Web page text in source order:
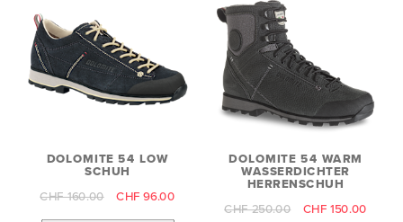
DOLOMITE 54 LOW
SCHUH
CHF 160.00
CHF 96.00
DOLOMITE 54 WARM
WASSERDICHTER
HERRENSCHUH
CHF 250.00
CHF 150.00